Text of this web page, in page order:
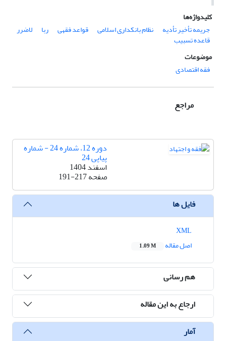
کلیدواژه‌ها
جریمه تأخیر تأدیه
نظام بانکداری اسلامی قواعد فقهی ربا لاضرر
قاعده تسبیب
موضوعات
فقه اقتصادی
مراجع
دوره 12، شماره 24 - شماره
پیاپی 24
اسفند 1404
صفحه191-217
فایل ها
اصل مقاله
1.09 M
هم رسانی
ارجاع به این مقاله
آمار